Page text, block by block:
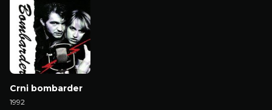
Crni bombarder
1992